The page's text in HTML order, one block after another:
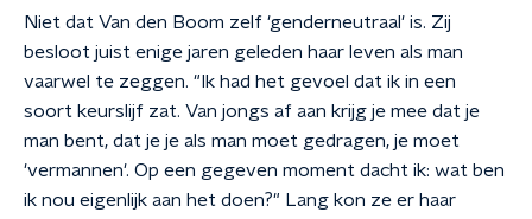
Niet dat Van den Boom zelf 'genderneutraal' is. Zij
besloot juist enige jaren geleden haar leven als man
vaarwel te zeggen. "Ik had het gevoel dat ik in een
soort keurslijf zat. Van jongs af aan krijg je mee dat je
man bent, dat je je als man moet gedragen, je moet
'vermannen'. Op een gegeven moment dacht ik: wat ben
ik nou eigenlijk aan het doen?" Lang kon ze er haar